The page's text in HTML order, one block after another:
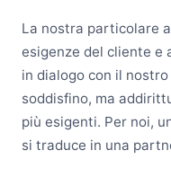
La nostra particolare
esigenze del cliente e
in dialogo con il
soddisfino, ma
più esigenti. Per noi,
si traduce in una